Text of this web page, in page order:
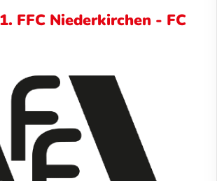
FFC Niederkirchen - FC